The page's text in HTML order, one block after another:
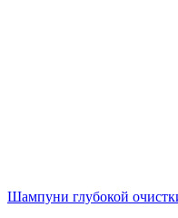
Шампуни глубокой